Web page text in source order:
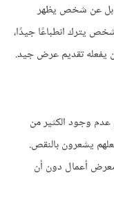
بل عن شخص يظهر
يترك انطباعًا جيدًا،
يفعله تقديم عرض جيد.
عدم وجود الكثير من
يشعرون بالنقص.
معرض أعمال دون أن